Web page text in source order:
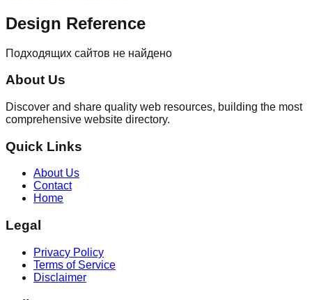
Design Reference
Подходящих сайтов не найдено
About Us
Discover and share quality web resources, building the most
comprehensive website directory.
Quick Links
About Us
Contact
Home
Legal
Privacy Policy
Terms of Service
Disclaimer